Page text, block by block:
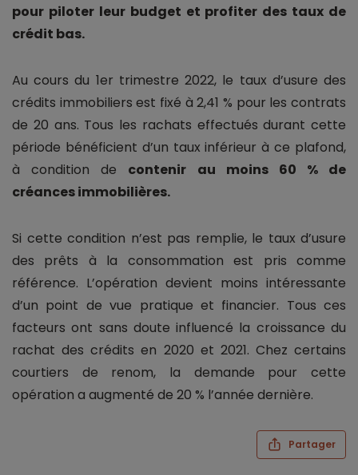
pour piloter leur budget et profiter des taux de
crédit bas.
Au cours du 1er trimestre 2022, le taux d’usure des
crédits immobiliers est fixé à 2,41 % pour les contrats
de 20 ans. Tous les rachats effectués durant cette
période bénéficient d’un taux inférieur à ce plafond,
à condition de contenir au moins 60 % de
créances immobilières.
Si cette condition n’est pas remplie, le taux d’usure
des prêts à la consommation est pris comme
référence. L’opération devient moins intéressante
d’un point de vue pratique et financier. Tous ces
facteurs ont sans doute influencé la croissance du
rachat des crédits en 2020 et 2021. Chez certains
courtiers de renom, la demande pour cette
opération a augmenté de 20 % l’année dernière.
Partager